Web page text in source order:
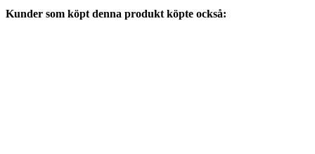
Kunder som köpt denna produkt köpte också: